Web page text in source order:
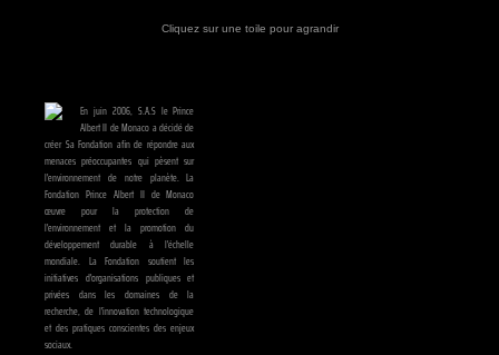
Cliquez sur une toile pour agrandir
En juin 2006, S.A.S le Prince
Albert II de Monaco a décidé de
créer Sa Fondation afin de répondre aux
menaces préoccupantes qui pèsent sur
l'environnement de notre planète. La
Fondation Prince Albert II de Monaco
œuvre pour la protection de
l'environnement et la promotion du
développement durable à l'échelle
mondiale. La Fondation soutient les
initiatives d'organisations publiques et
privées dans les domaines de la
recherche, de l'innovation technologique
et des pratiques conscientes des enjeux
sociaux.